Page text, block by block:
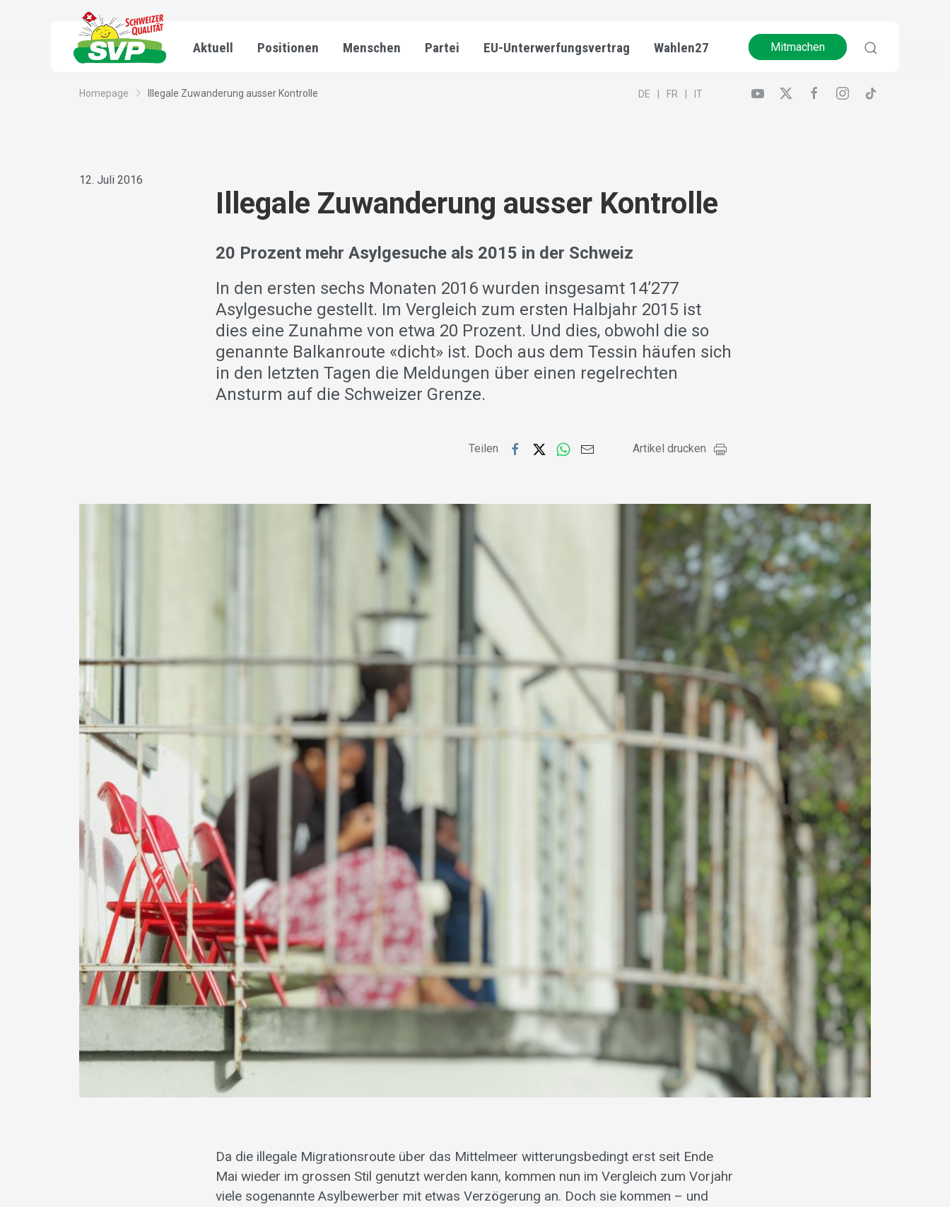
Aktuell Positionen Menschen Partei EU-Unterwerfungsvertrag Wahlen27 Mitmachen
Homepage Illegale Zuwanderung ausser Kontrolle DE FR IT
12. Juli 2016
Illegale Zuwanderung ausser Kontrolle
20 Prozent mehr Asylgesuche als 2015 in der Schweiz
In den ersten sechs Monaten 2016 wurden insgesamt 14’277
Asylgesuche gestellt. Im Vergleich zum ersten Halbjahr 2015 ist
dies eine Zunahme von etwa 20 Prozent. Und dies, obwohl die so
genannte Balkanroute «dicht» ist. Doch aus dem Tessin häufen sich
in den letzten Tagen die Meldungen über einen regelrechten
Ansturm auf die Schweizer Grenze.
Teilen Artikel drucken
Da die illegale Migrationsroute über das Mittelmeer witterungsbedingt erst seit Ende
Mai wieder im grossen Stil genutzt werden kann, kommen nun im Vergleich zum Vorjahr
viele sogenannte Asylbewerber mit etwas Verzögerung an. Doch sie kommen – und